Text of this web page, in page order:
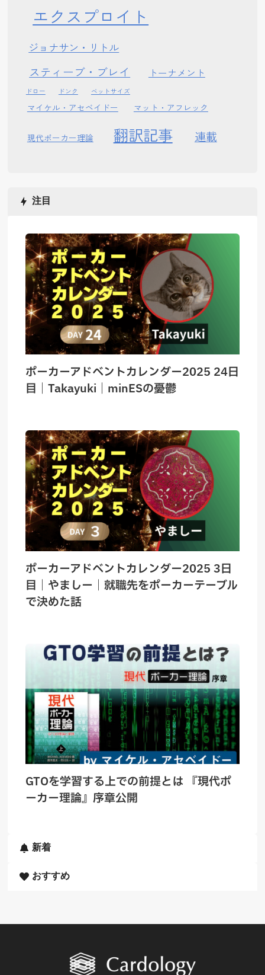
エクスプロイト
ジョナサン・リトル
スティーブ・ブレイ トーナメント
ドロー ドンク ベットサイズ
マイケル・アセベイドー マット・アフレック
現代ポーカー理論 翻訳記事 連載
注目
ポーカーアドベントカレンダー2025 24日
目｜Takayuki｜minESの憂鬱
ポーカーアドベントカレンダー2025 3日
目｜やましー｜就職先をポーカーテーブル
で決めた話
GTOを学習する上での前提とは 『現代ポ
ーカー理論』序章公開
新着
おすすめ